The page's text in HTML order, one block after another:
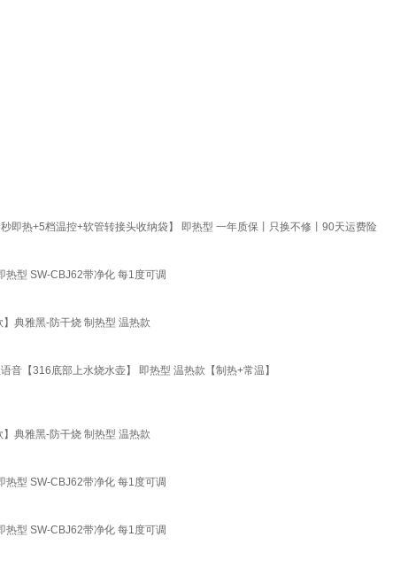
即热+5档温控+软管转接头收纳袋】 即热型 一年质保丨只换不修丨90天运费险
型 SW-CBJ62带净化 每1度可调
典雅黑-防干烧 制热型 温热款
【316底部上水烧水壶】 即热型 温热款【制热+常温】
典雅黑-防干烧 制热型 温热款
型 SW-CBJ62带净化 每1度可调
型 SW-CBJ62带净化 每1度可调